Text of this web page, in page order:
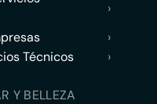
›
›
Técnicos
›
Y BELLEZA